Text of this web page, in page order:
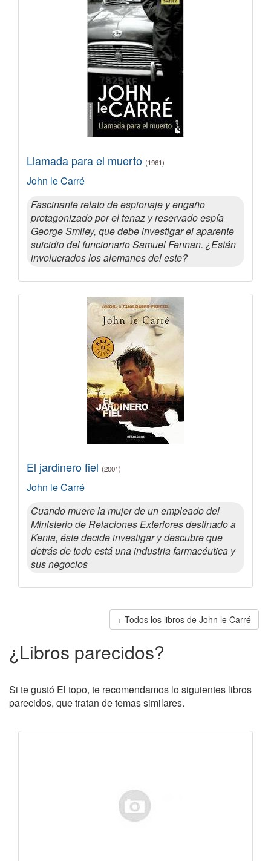
Llamada para el muerto (1961)
John le Carré
Fascinante relato de espionaje y engaño
protagonizado por el tenaz y reservado espía
George Smiley, que debe investigar el aparente
suicidio del funcionario Samuel Fennan. ¿Están
involucrados los alemanes del este?
El jardinero fiel (2001)
John le Carré
Cuando muere la mujer de un empleado del
Ministerio de Relaciones Exteriores destinado a
Kenia, éste decide investigar y descubre que
detrás de todo está una industria farmacéutica y
sus negocios
Todos los libros de John le Carré
¿Libros parecidos?
Si te gustó El topo, te recomendamos lo siguientes libros
parecidos, que tratan de temas similares.